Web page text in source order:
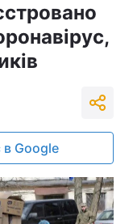
в Google